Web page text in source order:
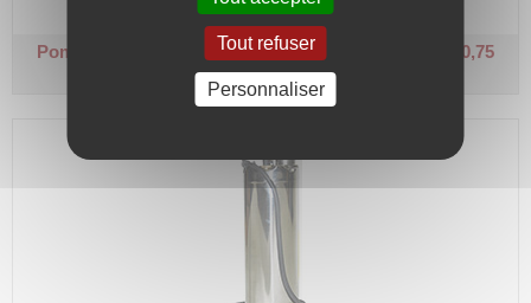
Prix : 824,20 €HT
Pompe immergée 5" - MP 0.75Monophasée 230 V - 0,75
kW - Turbines Noryl
Tout refuser
Personnaliser